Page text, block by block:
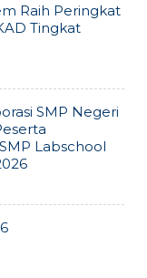
Raih Peringkat
Tingkat
SMP Negeri
Labschool